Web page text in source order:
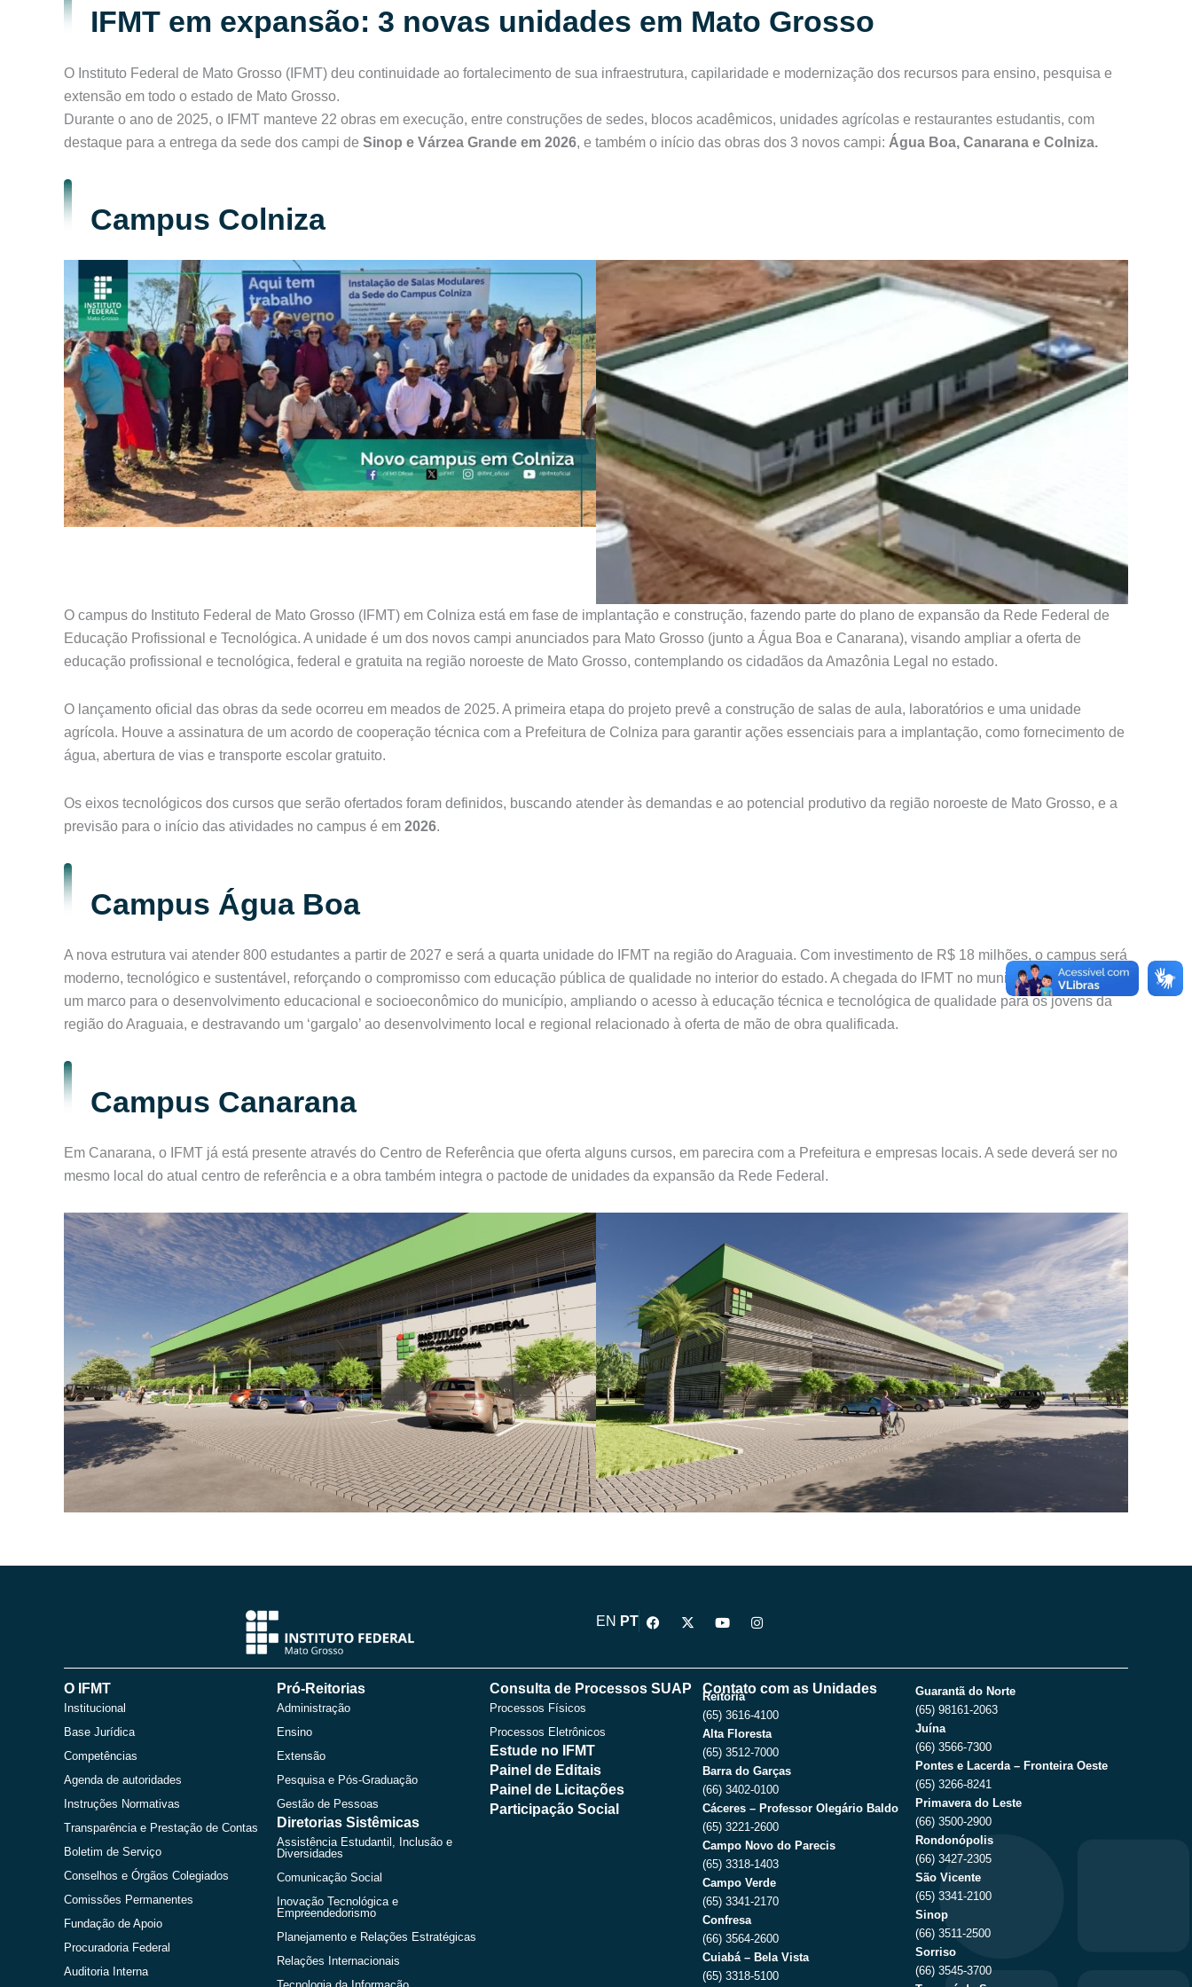
IFMT em expansão: 3 novas unidades em Mato Grosso
O Instituto Federal de Mato Grosso (IFMT) deu continuidade ao fortalecimento de sua infraestrutura, capilaridade e modernização dos recursos para ensino, pesquisa e
extensão em todo o estado de Mato Grosso.
Durante o ano de 2025, o IFMT manteve 22 obras em execução, entre construções de sedes, blocos acadêmicos, unidades agrícolas e restaurantes estudantis, com
destaque para a entrega da sede dos campi de Sinop e Várzea Grande em 2026, e também o início das obras dos 3 novos campi: Água Boa, Canarana e Colniza.
Campus Colniza
O campus do Instituto Federal de Mato Grosso (IFMT) em Colniza está em fase de implantação e construção, fazendo parte do plano de expansão da Rede Federal de
Educação Profissional e Tecnológica. A unidade é um dos novos campi anunciados para Mato Grosso (junto a Água Boa e Canarana), visando ampliar a oferta de
educação profissional e tecnológica, federal e gratuita na região noroeste de Mato Grosso, contemplando os cidadãos da Amazônia Legal no estado.
O lançamento oficial das obras da sede ocorreu em meados de 2025. A primeira etapa do projeto prevê a construção de salas de aula, laboratórios e uma unidade
agrícola. Houve a assinatura de um acordo de cooperação técnica com a Prefeitura de Colniza para garantir ações essenciais para a implantação, como fornecimento de
água, abertura de vias e transporte escolar gratuito.
Os eixos tecnológicos dos cursos que serão ofertados foram definidos, buscando atender às demandas e ao potencial produtivo da região noroeste de Mato Grosso, e a
previsão para o início das atividades no campus é em 2026.
Campus Água Boa
A nova estrutura vai atender 800 estudantes a partir de 2027 e será a quarta unidade do IFMT na região do Araguaia. Com investimento de R$ 18 milhões, o campus será
moderno, tecnológico e sustentável, reforçando o compromisso com educação pública de qualidade no interior do estado. A chegada do IFMT no município representa
um marco para o desenvolvimento educacional e socioeconômico do município, ampliando o acesso à educação técnica e tecnológica de qualidade para os jovens da
região do Araguaia, e destravando um ‘gargalo’ ao desenvolvimento local e regional relacionado à oferta de mão de obra qualificada.
Campus Canarana
Em Canarana, o IFMT já está presente através do Centro de Referência que oferta alguns cursos, em parecira com a Prefeitura e empresas locais. A sede deverá ser no
mesmo local do atual centro de referência e a obra também integra o pactode de unidades da expansão da Rede Federal.
EN PT
F
a
b
o
o
X
-
i
t
Y
o
u
b
e
I
n
a
g
r
a
m
O IFMT
Institucional
Base Jurídica
Competências
Agenda de autoridades
Instruções Normativas
Transparência e Prestação de Contas
Boletim de Serviço
Conselhos e Órgãos Colegiados
Comissões Permanentes
Fundação de Apoio
Procuradoria Federal
Auditoria Interna
Pró-Reitorias
Administração
Ensino
Extensão
Pesquisa e Pós-Graduação
Gestão de Pessoas
Diretorias Sistêmicas
Assistência Estudantil, Inclusão e
Diversidades
Comunicação Social
Inovação Tecnológica e
Empreendedorismo
Planejamento e Relações Estratégicas
Relações Internacionais
Consulta de Processos SUAP
Processos Físicos
Processos Eletrônicos
Estude no IFMT
Painel de Editais
Painel de Licitações
Participação Social
Contato com as Unidades
Reitoria
(65) 3616-4100
Alta Floresta
(65) 3512-7000
Barra do Garças
(66) 3402-0100
Cáceres – Professor Olegário Baldo
(65) 3221-2600
Campo Novo do Parecis
(65) 3318-1403
Campo Verde
(65) 3341-2170
Confresa
(66) 3564-2600
Cuiabá – Bela Vista
(65) 3318-5100
Guarantã do Norte
(65) 98161-2063
Juína
(66) 3566-7300
Pontes e Lacerda – Fronteira Oeste
(65) 3266-8241
Primavera do Leste
(66) 3500-2900
Rondonópolis
(66) 3427-2305
São Vicente
(65) 3341-2100
Sinop
(66) 3511-2500
Sorriso
(66) 3545-3700